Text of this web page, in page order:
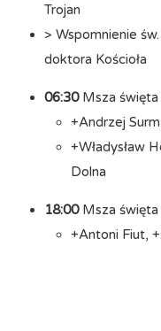
Trojan
> Wspomnienie
doktora Kościoła
06:30 Msza święta
+Andrzej
+Władysław
Dolna
18:00 Msza święta
+Antoni Fiut,